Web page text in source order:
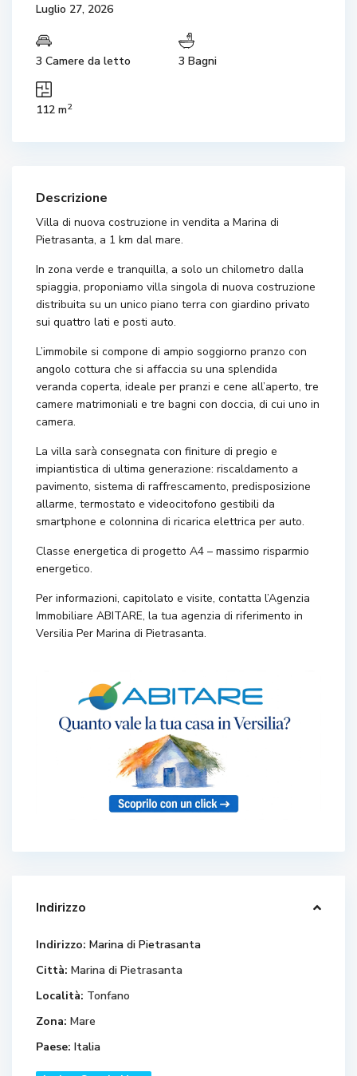
Luglio 27, 2026
3 Camere da letto 3 Bagni
112 m2
Descrizione
Villa di nuova costruzione in vendita a Marina di
Pietrasanta, a 1 km dal mare.
In zona verde e tranquilla, a solo un chilometro dalla
spiaggia, proponiamo villa singola di nuova costruzione
distribuita su un unico piano terra con giardino privato
sui quattro lati e posti auto.
L’immobile si compone di ampio soggiorno pranzo con
angolo cottura che si affaccia su una splendida
veranda coperta, ideale per pranzi e cene all’aperto, tre
camere matrimoniali e tre bagni con doccia, di cui uno in
camera.
La villa sarà consegnata con finiture di pregio e
impiantistica di ultima generazione: riscaldamento a
pavimento, sistema di raffrescamento, predisposizione
allarme, termostato e videocitofono gestibili da
smartphone e colonnina di ricarica elettrica per auto.
Classe energetica di progetto A4 – massimo risparmio
energetico.
Per informazioni, capitolato e visite, contatta l’Agenzia
Immobiliare ABITARE, la tua agenzia di riferimento in
Versilia Per Marina di Pietrasanta.
Indirizzo
Indirizzo: Marina di Pietrasanta
Città: Marina di Pietrasanta
Località: Tonfano
Zona: Mare
Paese: Italia